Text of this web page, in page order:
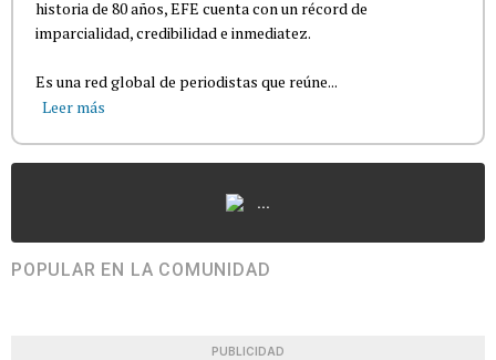
historia de 80 años, EFE cuenta con un récord de
imparcialidad, credibilidad e inmediatez.
Es una red global de periodistas que reúne...
Leer más
...
POPULAR EN LA COMUNIDAD
PUBLICIDAD